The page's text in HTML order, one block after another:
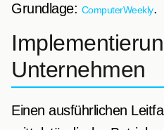
Grundlage: ComputerWeekly.
Unternehmen
Einen ausführlichen